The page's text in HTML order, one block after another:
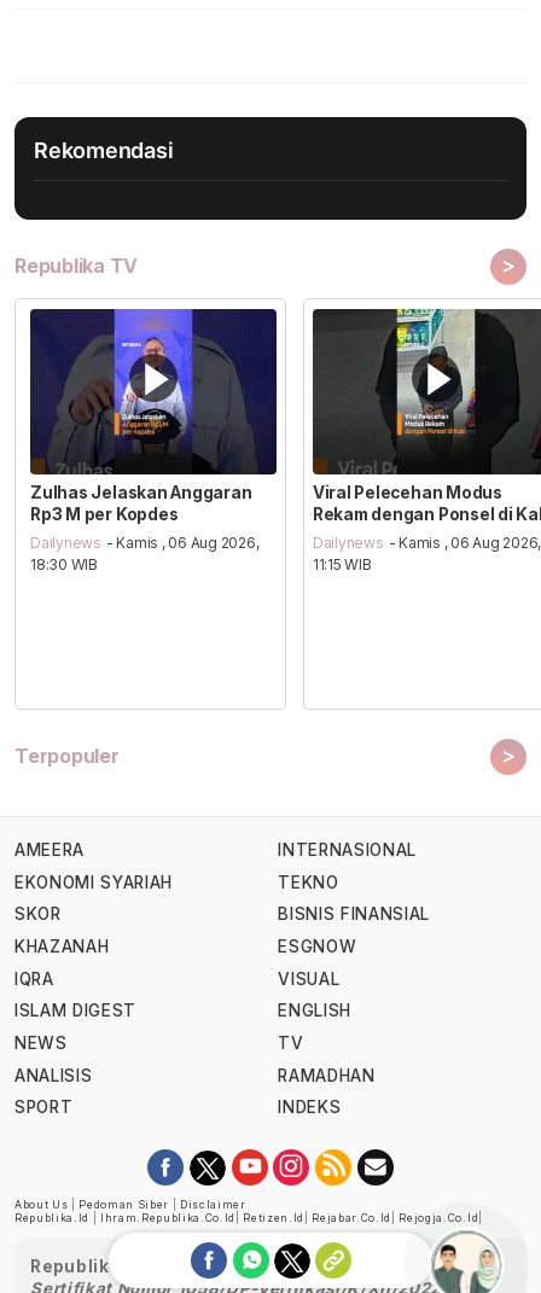
Rekomendasi
Republika TV >
Zulhas Jelaskan Anggaran
Rp3 M per Kopdes
Dailynews - Kamis , 06 Aug 2026,
18:30 WIB
Viral Pelecehan Modus
Rekam dengan Ponsel di
Dailynews - Kamis , 06 Aug 2026,
11:15 WIB
Terpopuler >
AMEERA
EKONOMI SYARIAH
SKOR
KHAZANAH
IQRA
ISLAM DIGEST
NEWS
ANALISIS
SPORT
INTERNASIONAL
TEKNO
BISNIS FINANSIAL
ESGNOW
VISUAL
ENGLISH
TV
RAMADHAN
INDEKS
About Us Pedoman Siber
Disclaimer
Republika.id
Ihram.republika.co.id Retizen.id Rejabar.co.id Rejogja.co.id
Republika telah diverifikasi oleh Dewan Pers
Sertifikat Nomor 1058/DP-Verifikasi/K/XII/2022